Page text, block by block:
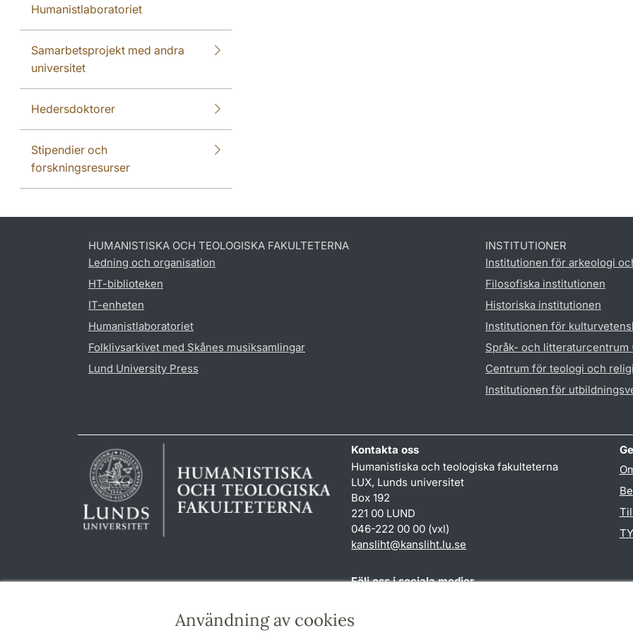
Användning av cookies
Humanistlaboratoriet
Samarbetsprojekt med andra
universitet
Hedersdoktorer
Stipendier och
forskningsresurser
HUMANISTISKA OCH TEOLOGISKA FAKULTETERNA
Ledning och organisation
HT-biblioteken
IT-enheten
Humanistlaboratoriet
Folklivsarkivet med Skånes musiksamlingar
Lund University Press
INSTITUTIONER
Institutionen för arkeologi
Filosofiska institutionen
Historiska institutionen
Institutionen för
Språk- och litteraturcentrum
Centrum för teologi och
Institutionen för
Kontakta oss
Humanistiska och teologiska fakulteterna
LUX, Lunds universitet
Box 192
221 00 LUND
046-222 00 00 (vxl)
kansliht@kansliht.lu.se
Följ oss i sociala medier